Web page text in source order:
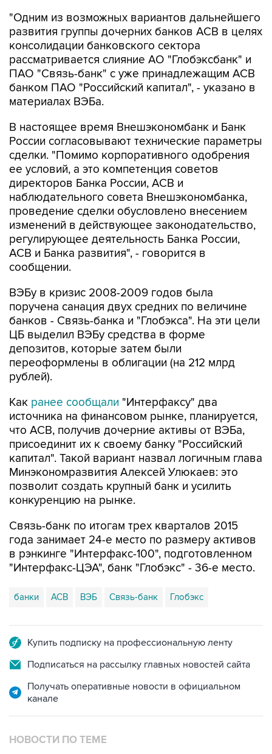
"Одним из возможных вариантов дальнейшего
развития группы дочерних банков АСВ в целях
консолидации банковского сектора
рассматривается слияние АО "Глобэксбанк" и
ПАО "Связь-банк" с уже принадлежащим АСВ
банком ПАО "Российский капитал", - указано в
материалах ВЭБа.
В настоящее время Внешэкономбанк и Банк
России согласовывают технические параметры
сделки. "Помимо корпоративного одобрения
ее условий, а это компетенция советов
директоров Банка России, АСВ и
наблюдательного совета Внешэкономбанка,
проведение сделки обусловлено внесением
изменений в действующее законодательство,
регулирующее деятельность Банка России,
АСВ и Банка развития", - говорится в
сообщении.
ВЭБу в кризис 2008-2009 годов была
поручена санация двух средних по величине
банков - Связь-банка и "Глобэкса". На эти цели
ЦБ выделил ВЭБу средства в форме
депозитов, которые затем были
переоформлены в облигации (на 212 млрд
рублей).
Как ранее сообщали "Интерфаксу" два
источника на финансовом рынке, планируется,
что АСВ, получив дочерние активы от ВЭБа,
присоединит их к своему банку "Российский
капитал". Такой вариант назвал логичным глава
Минэкономразвития Алексей Улюкаев: это
позволит создать крупный банк и усилить
конкуренцию на рынке.
Связь-банк по итогам трех кварталов 2015
года занимает 24-е место по размеру активов
в рэнкинге "Интерфакс-100", подготовленном
"Интерфакс-ЦЭА", банк "Глобэкс" - 36-е место.
банки АСВ ВЭБ Связь-банк Глобэкс
Купить подписку на профессиональную ленту
Подписаться на рассылку главных новостей сайта
Получать оперативные новости в официальном
канале
НОВОСТИ ПО ТЕМЕ